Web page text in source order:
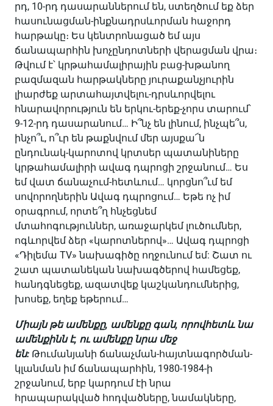
րդ, 10-րդ դասարաններում են, ստեղծում եք ձեր
հասունացման-ինքնադրսևորման հաջորդ
հարթակը։ Ես կենտրոնացած եմ այս
ճանապարհին խոչընդոտների վերացման վրա։
Թվում է՝ կրթահամալիրային բաց-խթանող
բազմազան հարթակները յուրաքանչյուրին
լիարժեք արտահայտվելու-դրսևորվելու
հնարավորություն են երկու-երեք-չորս տարում՝
9-12-րդ դասարանում… Ի՞նչ են լինում, ինչպե՞ս,
ինչո՞ւ, ո՞ւր են թաքնվում մեր այսքա՜ն
ընդունակ-կարոտով կրտսեր պատանիները
կրթահամալիրի ավագ դպրոցի շրջանում… Ես
եմ վատ ճանաչում-հետևում… կորցնո՞ւմ եմ
սովորողներին Ավագ դպրոցում… Եթե ոչ իմ
օրագրում, որտե՞ղ հնչեցնեմ
մտահոգություններ, առաջարկեմ լուծումներ,
ոգևորվեմ ձեր «կարոտներով»… Ավագ դպրոցի
«Դիլեմա TV» նախագիծը ողջունում եմ: Շատ ու
շատ պատանեկան նախագծերով համեցեք,
հանդգնեցեք, ազատվեք կաշկանդումներից,
խոսեք, եղեք եթերում…
Միայն թե ամենքը, ամենքը գան, որովհետև նա
ամենքինն է, ու ամենքը նրա մեջ
են: Թումանյանի ճանաչման-հայտնագործման-
կլանման իմ ճանապարհին, 1980-1984-ի
շրջանում, երբ կարդում էի նրա
հրապարակված հոդվածները, նամակները,